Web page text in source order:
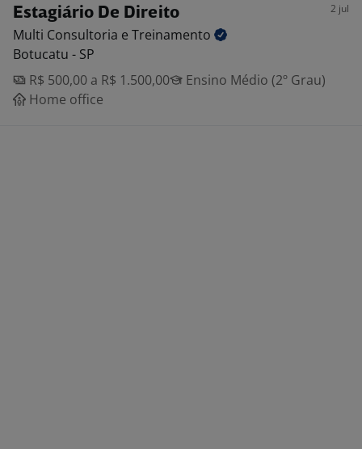
Estagiário De Direito 2 jul
Multi Consultoria e Treinamento
Botucatu - SP
R$ 500,00 a R$ 1.500,00
Ensino Médio (2º Grau)
Home office